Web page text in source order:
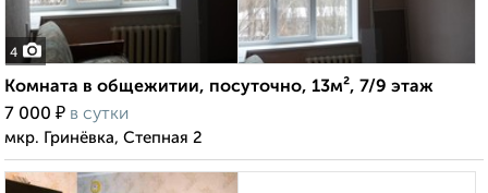
4
Комната в общежитии, посуточно, 13м², 7/9 этаж
7 000 ₽ в сутки
мкр. Гринёвка, Степная 2